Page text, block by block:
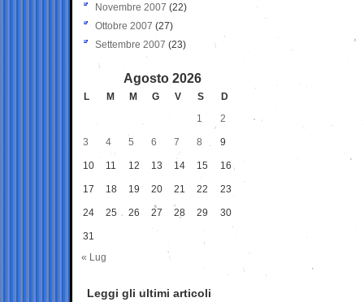
Novembre 2007 (22)
Ottobre 2007 (27)
Settembre 2007 (23)
Agosto 2026
L M M G V S
D
1
2
3 4 5 6 7 8 9
10 11 12 13 14 15 16
17 18 19 20 21 22 23
24 25 26 27 28 29 30
31
« Lug
Leggi gli ultimi articoli